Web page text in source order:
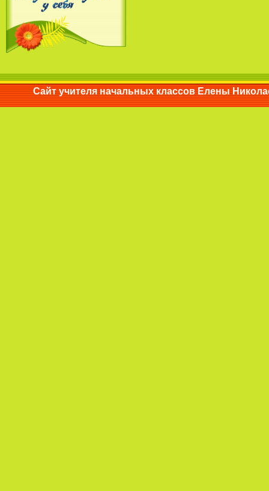
Сайт учителя начальных классов Елены